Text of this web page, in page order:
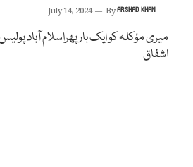
July 14, 2024 ByARSHAD KHAN
میری مؤکلہ کو ایک بار پھراسلام آباد
اشفاق